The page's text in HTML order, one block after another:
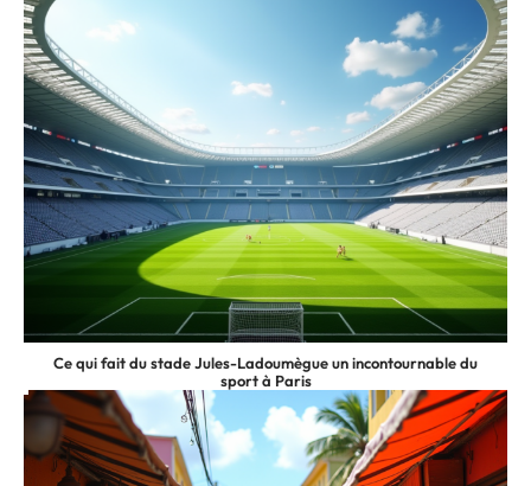
Ce qui fait du stade Jules-Ladoumègue un incontournable du
sport à Paris